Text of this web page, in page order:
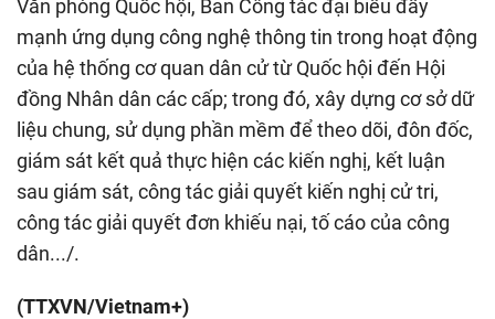
Văn phòng Quốc hội, Ban Công tác đại biểu đẩy
mạnh ứng dụng công nghệ thông tin trong hoạt động
của hệ thống cơ quan dân cử từ Quốc hội đến Hội
đồng Nhân dân các cấp; trong đó, xây dựng cơ sở dữ
liệu chung, sử dụng phần mềm để theo dõi, đôn đốc,
giám sát kết quả thực hiện các kiến nghị, kết luận
sau giám sát, công tác giải quyết kiến nghị cử tri,
công tác giải quyết đơn khiếu nại, tố cáo của công
dân.../.
(TTXVN/Vietnam+)